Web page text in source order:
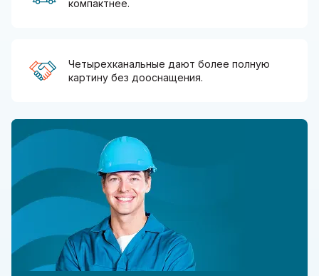
компактнее.
Четырехканальные дают более полную
картину без дооснащения.